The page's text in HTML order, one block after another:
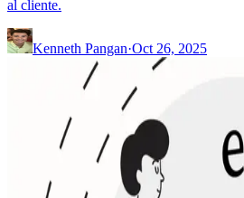
al cliente.
Kenneth Pangan·Oct 26, 2025